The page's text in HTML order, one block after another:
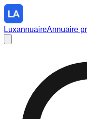
LuxannuaireAnnuaire